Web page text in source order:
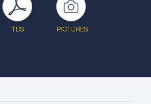
TDS PICTURES